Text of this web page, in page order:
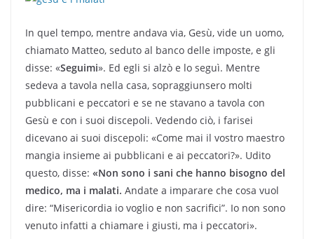
In quel tempo, mentre andava via, Gesù, vide un uomo,
chiamato Matteo, seduto al banco delle imposte, e gli
disse: «Seguimi». Ed egli si alzò e lo seguì. Mentre
sedeva a tavola nella casa, sopraggiunsero molti
pubblicani e peccatori e se ne stavano a tavola con
Gesù e con i suoi discepoli. Vedendo ciò, i farisei
dicevano ai suoi discepoli: «Come mai il vostro maestro
mangia insieme ai pubblicani e ai peccatori?». Udito
questo, disse: «Non sono i sani che hanno bisogno del
medico, ma i malati. Andate a imparare che cosa vuol
dire: “Misericordia io voglio e non sacrifici”. Io non sono
venuto infatti a chiamare i giusti, ma i peccatori».